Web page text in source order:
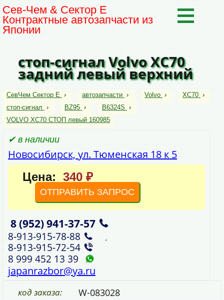
Сев-Чем & Сектор Е
Контрактные автозапчасти из
Японии
стоп-сигнал Volvo XC70
задний левый верхний
СевЧем Сектор Е › автозапчасти › Volvo › XC70 ›
стоп-сигнал › BZ95 › B6324S ›
VOLVO XC70 СТОП левый 160985
✔ в наличии
Новосибирск, ул. Тюменская 18 к 5
Цена: 340 ₽
ОТПРАВИТЬ ЗАПРОС
8 (952)941‑37‑57 ,
8‑913‑915‑78‑88 ,
8‑913‑915‑72‑54
8 999 452 13 39
japanrazbor@ya.ru
код заказа: W-083028